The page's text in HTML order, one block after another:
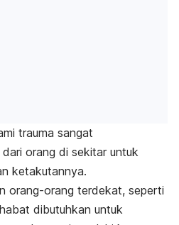
trauma sangat
orang di sekitar untuk
ketakutannya.
orang-orang terdekat, seperti
dibutuhkan untuk